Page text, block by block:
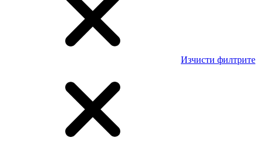
Изчисти филтрите